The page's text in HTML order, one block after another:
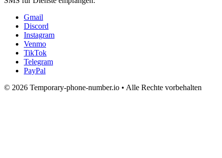
Gmail
Discord
Instagram
Venmo
TikTok
Telegram
PayPal
© 2026 Temporary-phone-number.io • Alle Rechte vorbehalten